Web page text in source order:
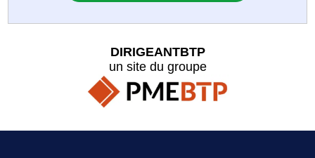
DIRIGEANTBTP
un site du groupe